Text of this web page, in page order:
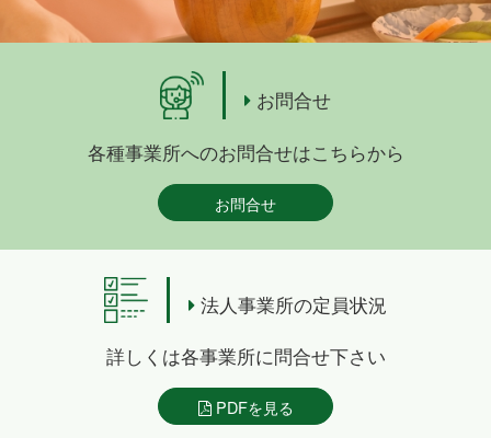
お問合せ
各種事業所へのお問合せはこちらから
お問合せ
法人事業所の定員状況
詳しくは各事業所に問合せ下さい
PDFを見る